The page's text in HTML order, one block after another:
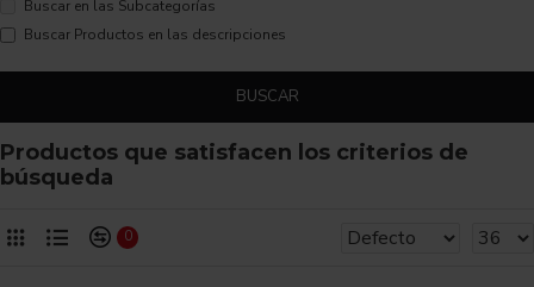
Buscar en las Subcategorías
Buscar Productos en las descripciones
BUSCAR
Productos que satisfacen los criterios de
búsqueda
0